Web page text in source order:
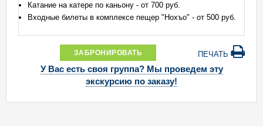
Катание на катере по каньону - от 700 руб.
Входные билеты в комплексе пещер "Нохъо" - от 500 руб.
ЗАБРОНИРОВАТЬ ПЕЧАТЬ
У Вас есть своя группа? Мы проведем эту
экскурсию по заказу!